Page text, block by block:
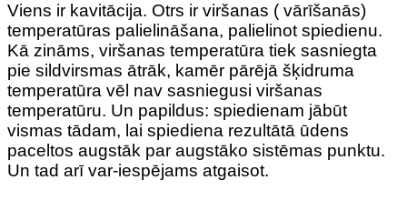
Viens ir kavitācija. Otrs ir viršanas ( vārīšanās)
temperatūras palielināšana, palielinot spiedienu.
Kā zināms, viršanas temperatūra tiek sasniegta
pie sildvirsmas ātrāk, kamēr pārējā šķidruma
temperatūra vēl nav sasniegusi viršanas
temperatūru. Un papildus: spiedienam jābūt
vismas tādam, lai spiediena rezultātā ūdens
paceltos augstāk par augstāko sistēmas punktu.
Un tad arī var-iespējams atgaisot.